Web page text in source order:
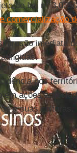
de Lei n°
comercialização
imediata
nos
ações
e suas culturas.